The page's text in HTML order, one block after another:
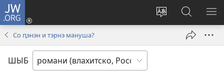
JW.ORG
Парув
Тэ
зажас
(открывается
Родэ
по
сайто
Со ԥэнэн и тэрнэ мануша?
ШЫБ